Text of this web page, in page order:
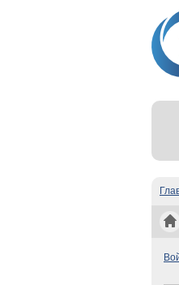
Вы